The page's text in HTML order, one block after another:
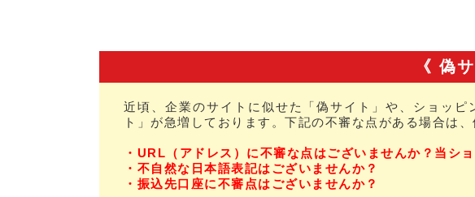
《 偽
近頃、企業のサイトに似せた「偽サイト」や、ショッ
ト」が急増しております。下記の不審な点がある場合は
・URL（アドレス）に不審な点はございませんか？当シ
・不自然な日本語表記はございませんか？
・振込先口座に不審点はございませんか？